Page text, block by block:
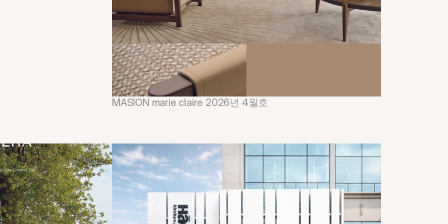
MASION marie claire 2026년 4월호